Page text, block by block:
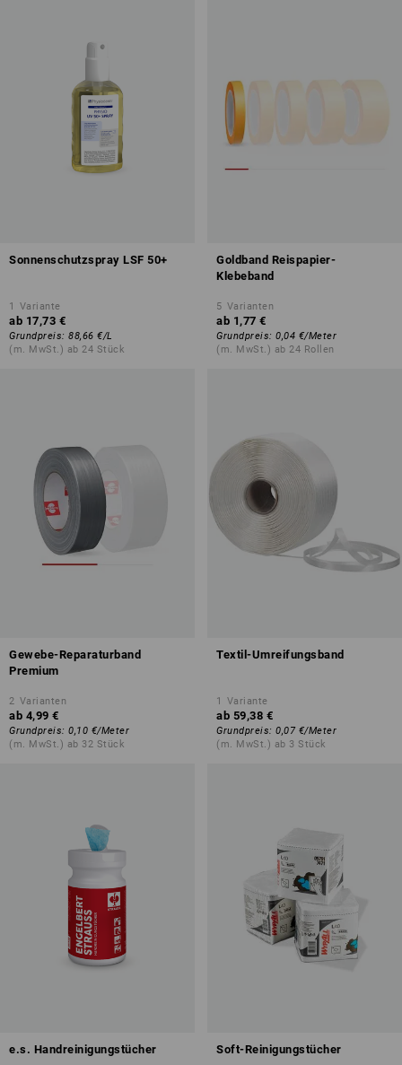
Sonnenschutzspray LSF 50+
1 Variante
ab 17,73 €
Grundpreis: 88,66 €/L
(m. MwSt.) ab 24 Stück
Goldband Reispapier-
Klebeband
5 Varianten
ab 1,77 €
Grundpreis: 0,04 €/Meter
(m. MwSt.) ab 24 Rollen
Gewebe-Reparaturband
Premium
2 Varianten
ab 4,99 €
Grundpreis: 0,10 €/Meter
(m. MwSt.) ab 32 Stück
Textil-Umreifungsband
1 Variante
ab 59,38 €
Grundpreis: 0,07 €/Meter
(m. MwSt.) ab 3 Stück
e.s. Handreinigungstücher Soft-Reinigungstücher